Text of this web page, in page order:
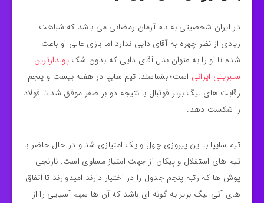
در ایران شخصیتی به نام آرمان رمضانی می باشد که شباهت
زیادی از نظر چهره به آقای دایی ندارد اما بازی عالی او باعث
شده تا او را به عنوان بدل آقای دایی که بدون شکپولدارترین
سلبریتی ایرانی است؛ بشناسند. تیم سایپا در هفته بیست و پنجم
رقابت های لیگ برتر فوتبال با نتیجه دو بر صفر موفق شد تا فولاد
را شکست دهد.
تیم سایپا با این پیروزی چهل و یک امتیازی شد و در حال حاضر با
تیم های استقلال و پیکان از جهت امتیاز مساوی است. نارنجی
پوش ها که رتبه پنجم جدول را در اختیار دارند امیدوارند تا اتفاق
های آتی لیگ برتر به گونه ای باشد که آن ها سهم آسیایی را از